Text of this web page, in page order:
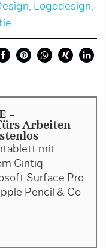
, Logodesign,
-
Arbeiten
mit
Cintiq
Surface Pro
Pencil & Co